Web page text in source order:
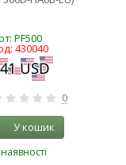
PF500
430040
0
У кошик